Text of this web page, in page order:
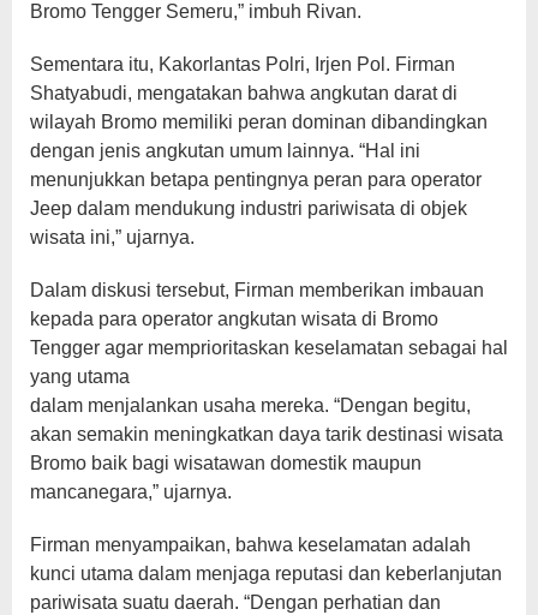
Bromo Tengger Semeru,” imbuh Rivan.
Sementara itu, Kakorlantas Polri, Irjen Pol. Firman
Shatyabudi, mengatakan bahwa angkutan darat di
wilayah Bromo memiliki peran dominan dibandingkan
dengan jenis angkutan umum lainnya. “Hal ini
menunjukkan betapa pentingnya peran para operator
Jeep dalam mendukung industri pariwisata di objek
wisata ini,” ujarnya.
Dalam diskusi tersebut, Firman memberikan imbauan
kepada para operator angkutan wisata di Bromo
Tengger agar memprioritaskan keselamatan sebagai hal
yang utama
dalam menjalankan usaha mereka. “Dengan begitu,
akan semakin meningkatkan daya tarik destinasi wisata
Bromo baik bagi wisatawan domestik maupun
mancanegara,” ujarnya.
Firman menyampaikan, bahwa keselamatan adalah
kunci utama dalam menjaga reputasi dan keberlanjutan
pariwisata suatu daerah. “Dengan perhatian dan